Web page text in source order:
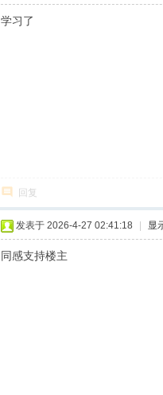
学习了
回复
发表于 2026-4-27 02:41:18 显
同感支持楼主